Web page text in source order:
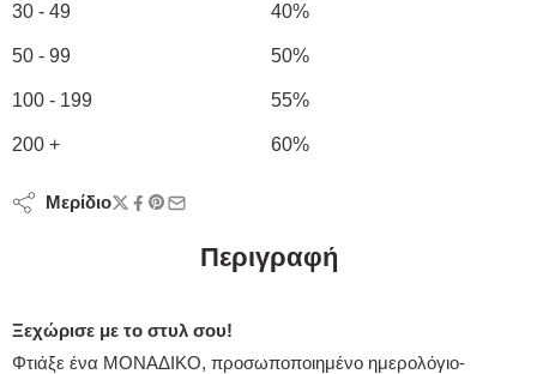
30 - 49 40%
50 - 99 50%
100 - 199 55%
200 + 60%
Μερίδιο
Περιγραφή
Ξεχώρισε με το στυλ σου!
Φτιάξε ένα ΜΟΝΑΔΙΚΟ, προσωποποιημένο ημερολόγιο-